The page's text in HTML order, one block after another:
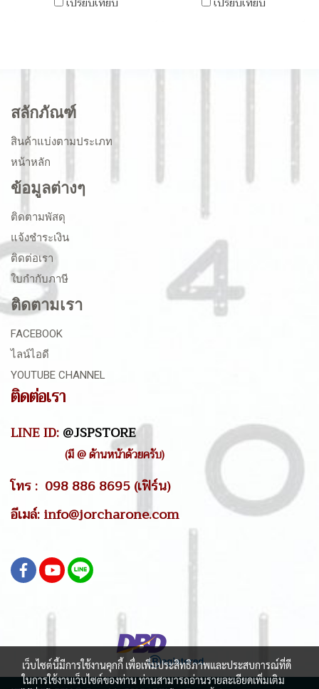
สลักภัณฑ์
สินค้าแบ่งตามประเภท
หน้าหลัก
ข้อมูลต่างๆ
ติดตามพัสดุ
แจ้งชำระเงิน
ติดต่อเรา
ใบกำกับภาษี
ติดตามเรา
FACEBOOK
ไลน์ไอดี
YOUTUBE CHANNEL
ติดต่อเรา
LINE ID:@JSPSTORE
(มี @ ด้านหน้าด้วยครับ)
โทร : 098 886 8695 (เฟิร์น)
อีเมล์: info@jorcharone.com
เว็บไซต์นี้มีการใช้งานคุกกี้ เพื่อเพิ่มประสิทธิภาพและประสบการณ์ที่ดี
ในการใช้งานเว็บไซต์ของท่าน ท่านสามารถอ่านรายละเอียดเพิ่มเติม